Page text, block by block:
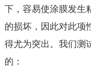
下，容易使涂膜发生
的损坏，因此对此项
得尤为突出。我们测
的：